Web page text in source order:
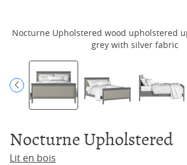
Nocturne Upholstered wood upholstered
grey with silver fabric
Nocturne Upholstered
Lit en bois